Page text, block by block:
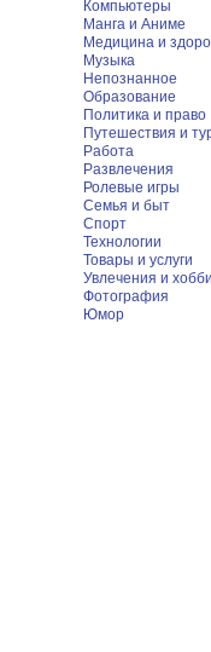
Компьютеры
Манга и Аниме
Медицина и
Музыка
Непознанное
Образование
Политика и право
Путешествия и
Работа
Развлечения
Ролевые игры
Семья и быт
Спорт
Технологии
Товары и услуги
Увлечения и хобби
Фотография
Юмор